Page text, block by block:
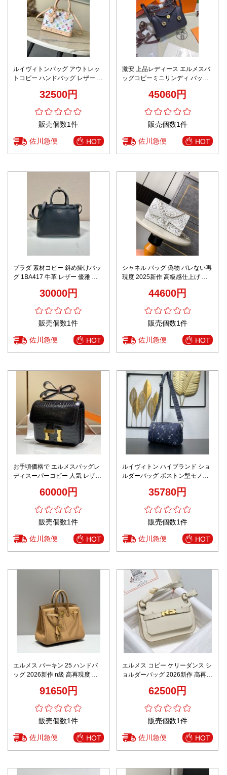
ルイヴィトンバッグ アウトレッ
トコピー ハンドバッグ レザー 牛
32500円
販売個数1件
佐川急便 HOT
激安 上品レディース エルメスバ
ッグコピーミニリンディ バッグ
ョルダーストラップ
45060円
販売個数1件
佐川急便 HOT
プラダ 素材コピー 斜め掛けバッ
グ 1BA417 牛革 レザー 優雅 シ
30000円
販売個数1件
佐川急便 HOT
シャネル バッグ 偽物 バレない再
現度 2025新作 高級感仕上げ ラ
テール 安心サイト
44600円
販売個数1件
佐川急便 HOT
お手頃価格で エルメスバッグレ
ディスーパーコピー 人気 レザー
60000円
販売個数1件
佐川急便 HOT
ルイヴィトン ハイブランド ショ
ルダーバッグ ボストン型モノグ
数 M2861735780円
販売個数1件
佐川急便 HOT
エルメス バーキン 25 ハンドバ
ッグ 2026新作 n級 高再現度 本
上げ 安心サイト 秘密厳守配送
91650円
販売個数1件
佐川急便 HOT
エルメス コピー ケリーダンス シ
ョルダーバッグ 2026新作 高再現
安心サイト 日本倉庫対応
62500円
販売個数1件
佐川急便 HOT